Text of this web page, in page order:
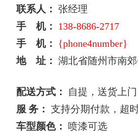
联系人： 张经理
手 机：
138-8686-2717
手 机：
{phone4number}
地 址： 湖北省随州市南
配送方式：
自提，送货上
服 务： 支持分期付款，超
车型颜色：
喷漆可选